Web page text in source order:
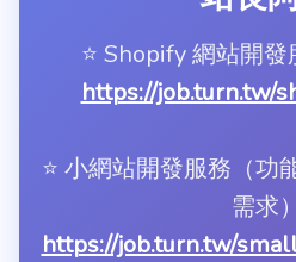
⭐️ Shopify 網站開發
https://job.turn.tw/
⭐️ 小網站開發服務（功
需求）
https://job.turn.tw/